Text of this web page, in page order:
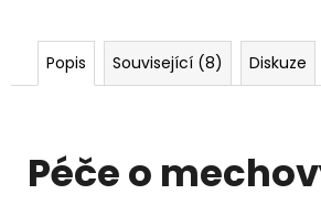
Popis Související (8) Diskuze
Péče o